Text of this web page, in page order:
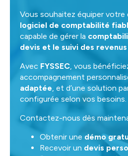
Vous souhaitez équiper votre
logiciel de comptabilité
capable de gérer la
devis et le suivi des revenus
Avec FYSSEC, vous
accompagnement
adaptée, et d’une solution
configurée selon vos besoins.
Contactez-nous dès
Obtenir une démo
Recevoir un devis